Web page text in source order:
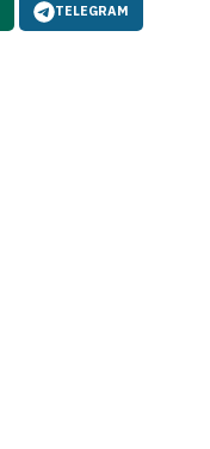
TELEGRAM